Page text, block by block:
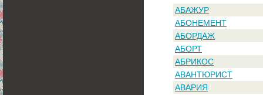
АБАЖУР
АБОНЕМЕНТ
АБОРДАЖ
АБОРТ
АБРИКОС
АВАНТЮРИСТ
АВАРИЯ